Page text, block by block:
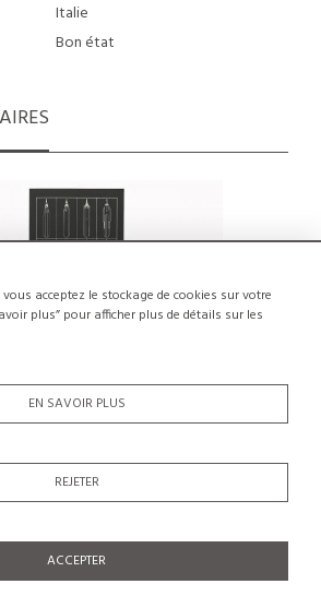
acceptez le stockage de cookies sur votre
plus” pour afficher plus de détails sur les
EN SAVOIR PLUS
REJETER
ACCEPTER
Italie
Bon état
sur papier velin, Giuseppe
€180